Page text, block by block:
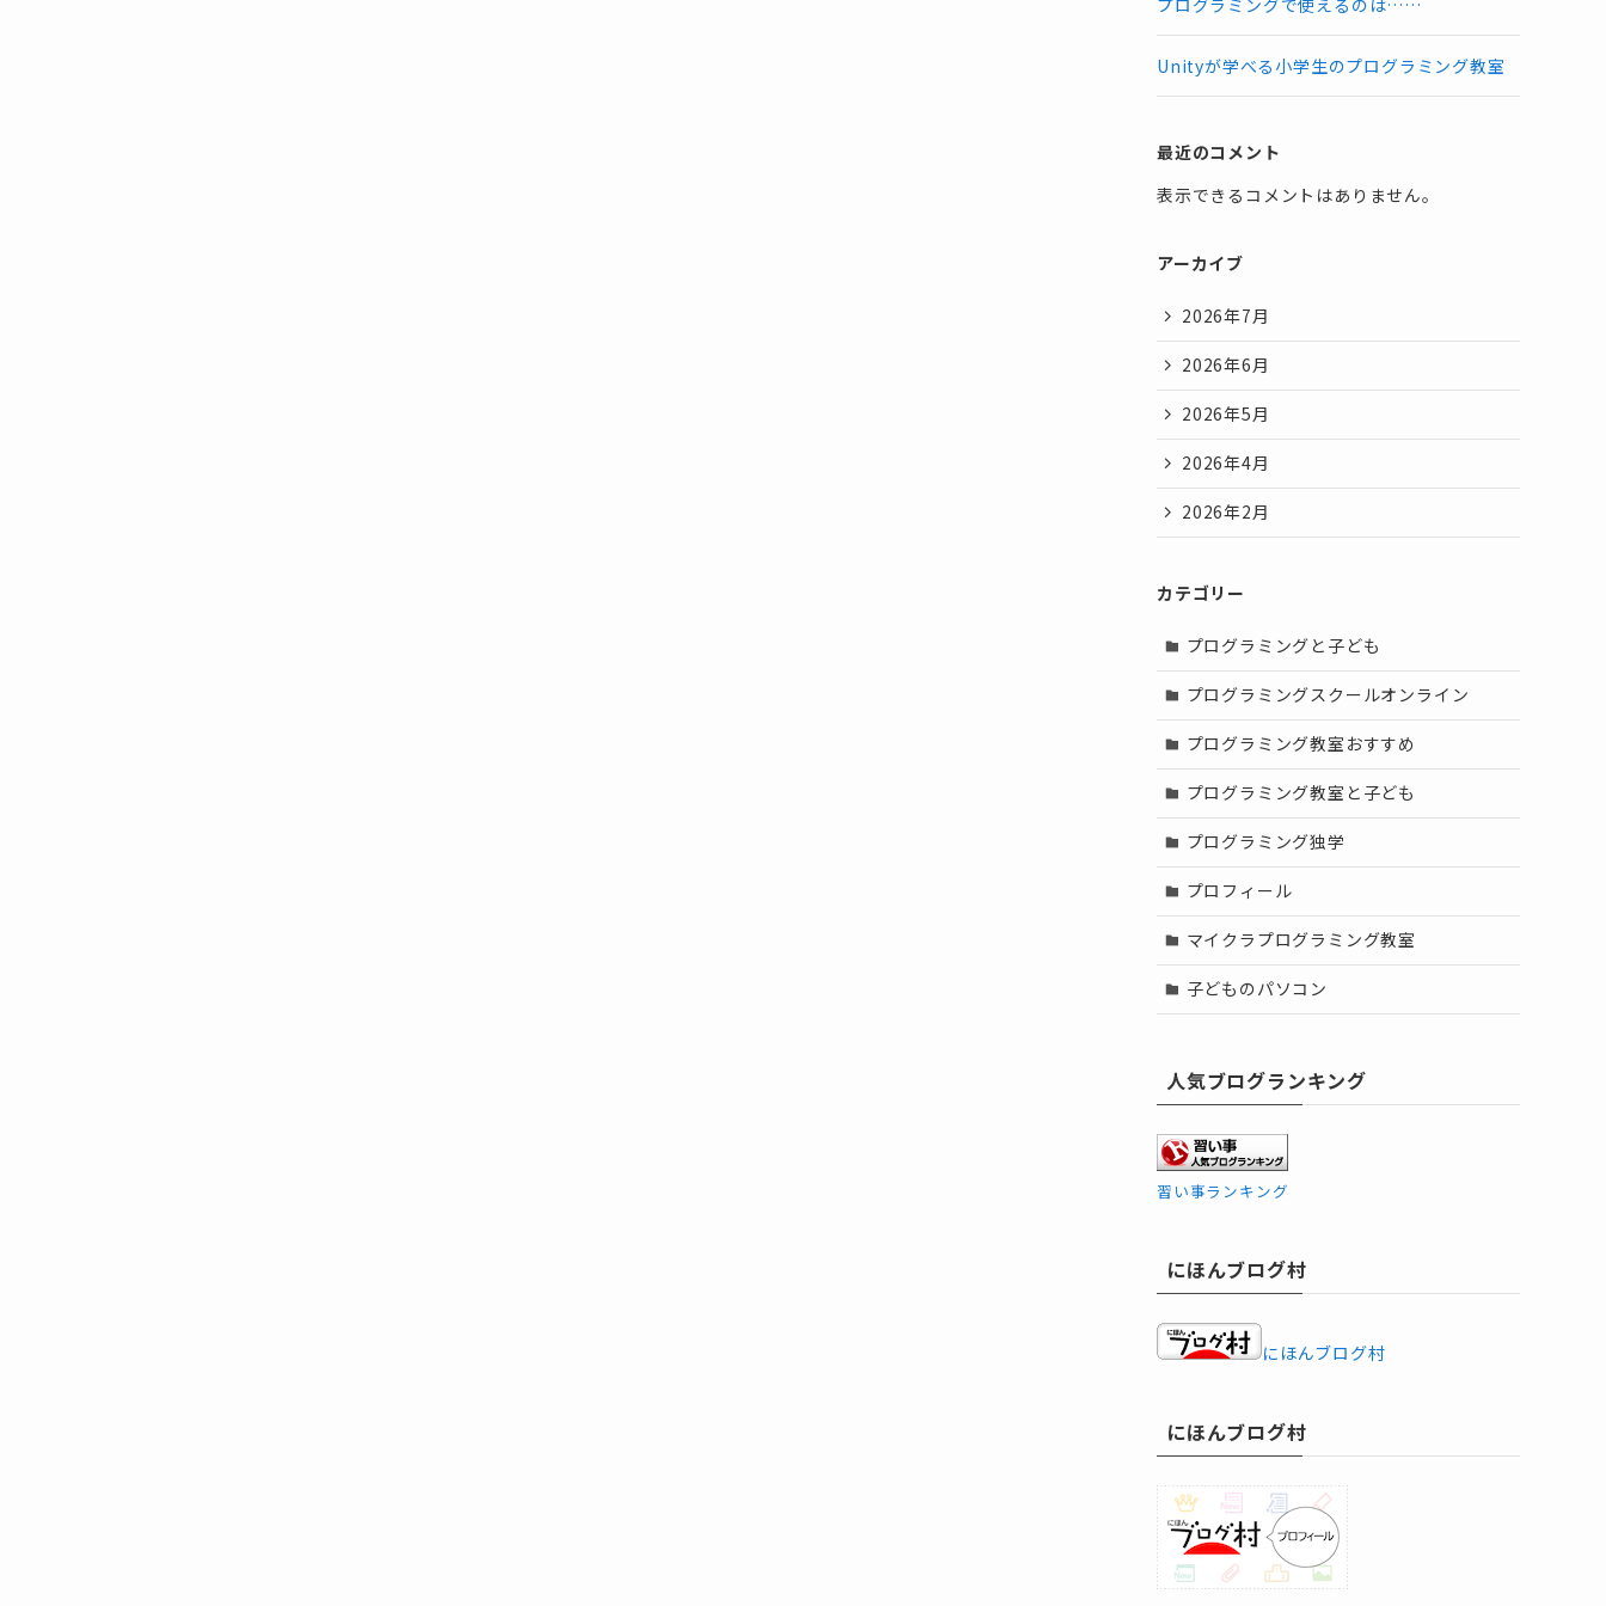
Unityが学べる小学生のプログラミング教室
最近のコメント
表示できるコメントはありません。
アーカイブ
2026年7月
2026年6月
2026年5月
2026年4月
2026年2月
カテゴリー
プログラミングと子ども
プログラミングスクールオンライン
プログラミング教室おすすめ
プログラミング教室と子ども
プログラミング独学
プロフィール
マイクラプログラミング教室
子どものパソコン
人気ブログランキング
習い事ランキング
にほんブログ村
にほんブログ村
にほんブログ村